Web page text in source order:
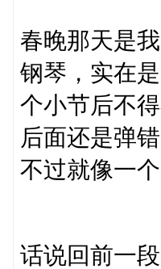
春晚那天是
钢琴，实在
个小节后不
后面还是弹
不过就像一
话说回前一